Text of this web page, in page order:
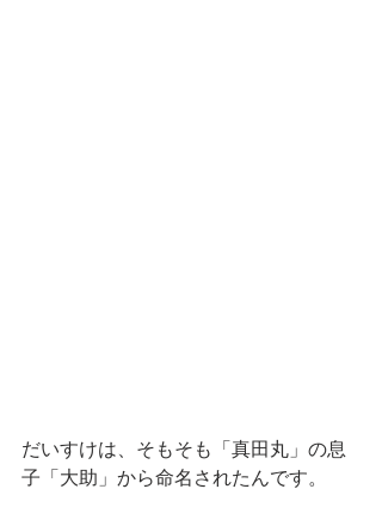
だいすけは、そもそも「真田丸」の息
子「大助」から命名されたんです。